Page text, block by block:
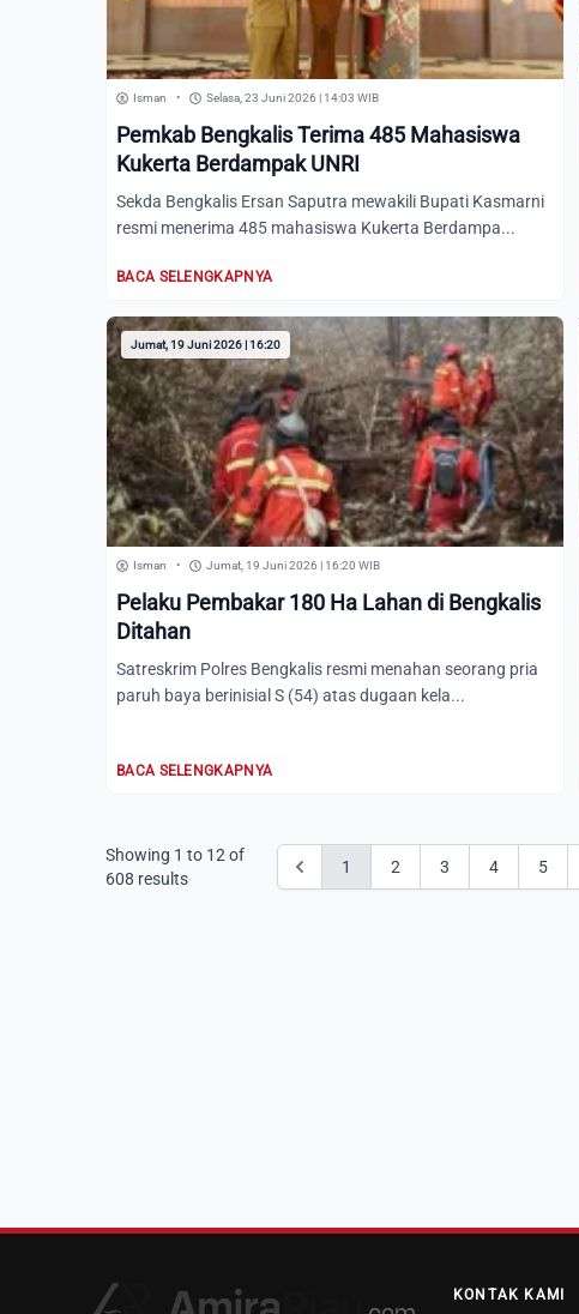
Isman • Selasa, 23 Juni 2026 | 14:03 WIB
Pemkab Bengkalis Terima 485 Mahasiswa
Kukerta Berdampak UNRI
Sekda Bengkalis Ersan Saputra mewakili Bupati Kasmarni
resmi menerima 485 mahasiswa Kukerta Berdampa...
BACA SELENGKAPNYA
Jumat, 19 Juni 2026 | 16:20
Isman • Jumat, 19 Juni 2026 | 16:20 WIB
Pelaku Pembakar 180 Ha Lahan di Bengkalis
Ditahan
Satreskrim Polres Bengkalis resmi menahan seorang pria
paruh baya berinisial S (54) atas dugaan kela...
BACA SELENGKAPNYA
Showing 1 to 12 of
608 results
1 2 3 4 5
KONTAK KAMI